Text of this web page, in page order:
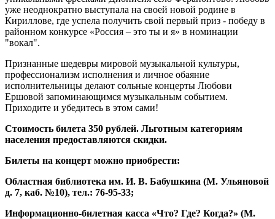
уже неоднократно выступала на своей новой родине в
Кириллове, где успела получить свой первый приз - победу в
районном конкурсе «Россия – это ты и я» в номинации
"вокал".
Признанные шедевры мировой музыкальной культуры,
профессионализм исполнения и личное обаяние
исполнительницы делают сольные концерты Любови
Ершовой запоминающимся музыкальным событием.
Приходите и убедитесь в этом сами!
Стоимость билета 350 рублей. Льготным категориям
населения предоставляются скидки.
Билеты на концерт можно приобрести:
Областная библиотека им. И. В. Бабушкина (М. Ульяновой
д. 7, каб. №10), тел.: 76-95-33;
Информационно-билетная касса «Что? Где? Когда?» (М.